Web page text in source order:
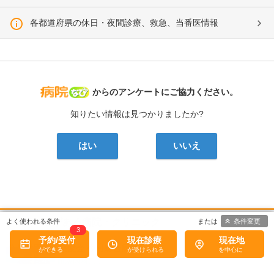
各都道府県の休日・夜間診療、救急、当番医情報
病院なび
からのアンケートにご協力ください。
知りたい情報は見つかりましたか?
はい いいえ
口コミがある病院・クリニック
公益財団法人慈愛会 今村総合病院
予約/受付
3
現在診療 現在地
条件変更